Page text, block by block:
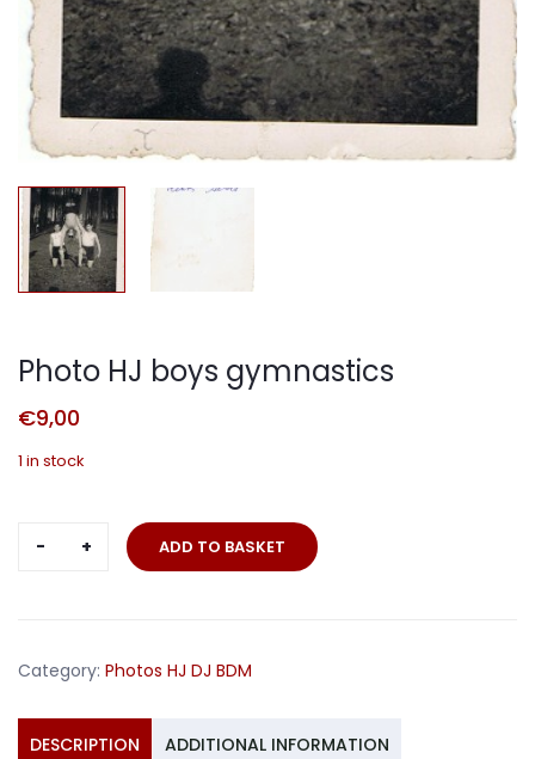
Photo HJ boys gymnastics
€9,00
1 in stock
Photo
ADD TO BASKET
Category: Photos HJ DJ BDM
DESCRIPTION ADDITIONAL INFORMATION